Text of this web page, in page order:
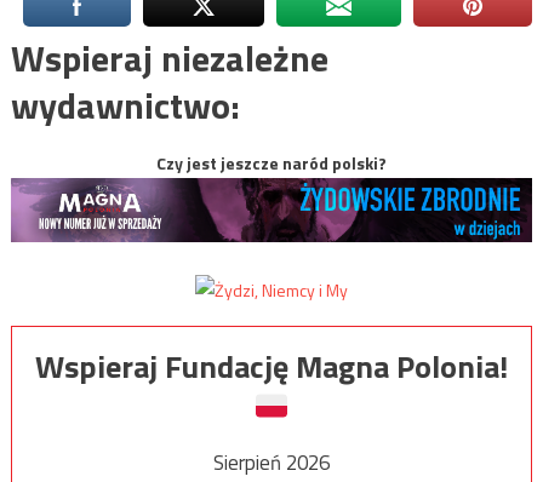
Wspieraj niezależne
wydawnictwo:
Czy jest jeszcze naród polski?
Wspieraj Fundację Magna Polonia!
Sierpień 2026